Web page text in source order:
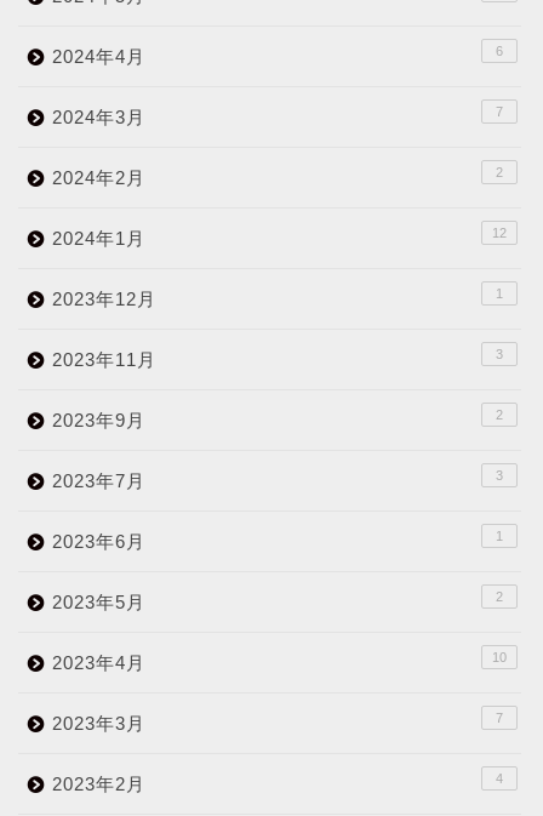
2024年4月 6
2024年3月 7
2024年2月 2
2024年1月 12
2023年12月 1
2023年11月 3
2023年9月 2
2023年7月 3
2023年6月 1
2023年5月 2
2023年4月 10
2023年3月 7
2023年2月 4